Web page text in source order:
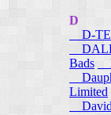
D
D-
Bads
Limited
David